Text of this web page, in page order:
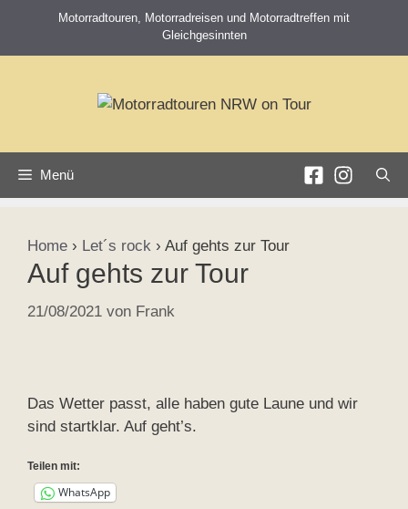
springen
Motorradtouren, Motorradreisen und Motorradtreffen mit
Gleichgesinnten
Menü
Home › Let´s rock › Auf gehts zur Tour
Auf gehts zur Tour
21/08/2021 von Frank
Das Wetter passt, alle haben gute Laune und wir
sind startklar. Auf geht’s.
Teilen mit:
WhatsApp